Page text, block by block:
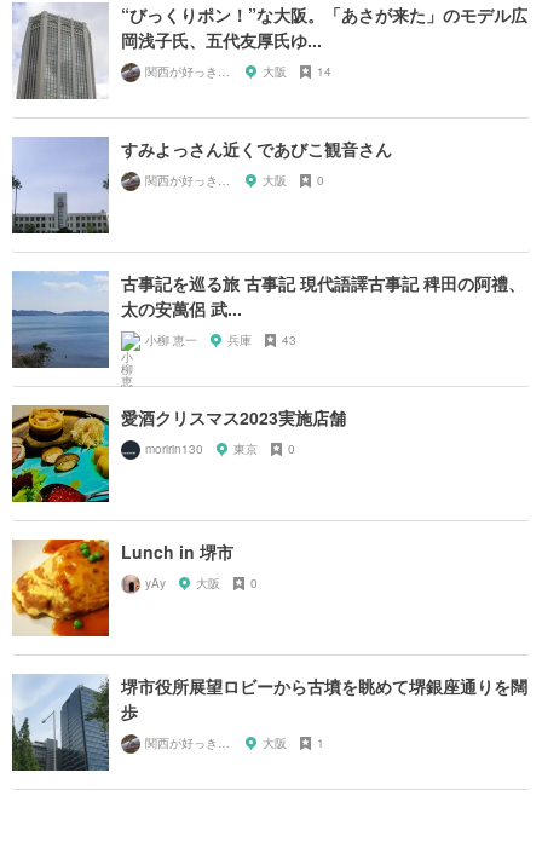
“びっくりポン！”な大阪。「あさが来た」のモデル広
岡浅子氏、五代友厚氏ゆ...
関西が好っきゃねん 大阪 14
すみよっさん近くであびこ観音さん
関西が好っきゃねん 大阪 0
古事記を巡る旅 古事記 現代語譯古事記 稗田の阿禮、
太の安萬侶 武...
小柳 恵一 兵庫 43
愛酒クリスマス2023実施店舗
moririn130 東京 0
Lunch in 堺市
yAy 大阪 0
堺市役所展望ロビーから古墳を眺めて堺銀座通りを闊
歩
関西が好っきゃねん 大阪 1